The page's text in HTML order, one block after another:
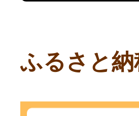
ふるさと